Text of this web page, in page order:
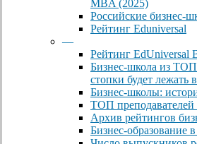
MBA (2025)
Российские бизнес-
Рейтинг Eduniversal
—
Рейтинг EdUniversal
Бизнес-школа из
стопки будет лежать
Бизнес-школы:
ТОП преподавателей
Архив рейтингов
Бизнес-образование